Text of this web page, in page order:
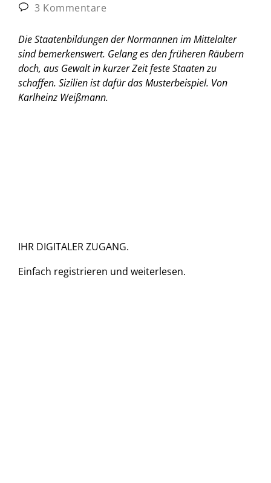
3 Kommentare
Die Staatenbildungen der Normannen im Mittelalter
sind bemerkenswert. Gelang es den früheren Räubern
doch, aus Gewalt in kurzer Zeit feste Staaten zu
schaffen. Sizilien ist dafür das Musterbeispiel. Von
Karlheinz Weißmann.
IHR DIGITALER ZUGANG.
Einfach registrieren und weiterlesen.